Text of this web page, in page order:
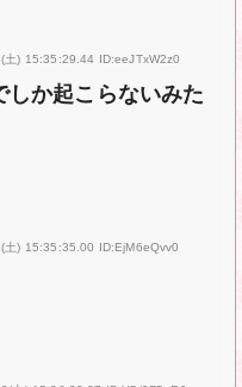
土) 15:35:29.44 ID:eeJTxW2z0
しか起こらないみた
土) 15:35:35.00 ID:EjM6eQvv0